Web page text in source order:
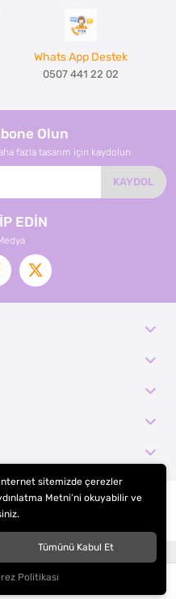
Whats App Destek
0507 441 22 02
Olun
fazla tasarım için kaydolun
KAYDOL
EDİN
Sistemleri ile Hazırlanmıştır.
sitemizde çerezler
Metni’ni okuyabilir ve
Tümünü Kabul Et
Politikası